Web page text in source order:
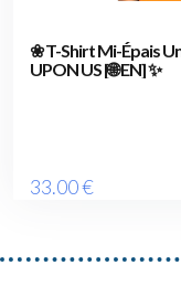
❀ T-Shirt Mi-Épais
UPON US [🌐 EN] ✨
33.00€